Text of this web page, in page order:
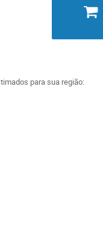
para sua região: